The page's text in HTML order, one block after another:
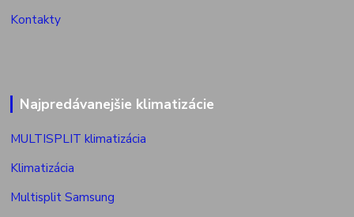
Kontakty
Najpredávanejšie klimatizácie
MULTISPLIT klimatizácia
Klimatizácia
Multisplit Samsung